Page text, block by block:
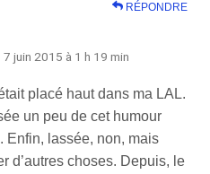
RÉPONDRE
7 juin 2015 à 1 h 19 min
placé haut dans ma LAL.
un peu de cet humour
Enfin, lassée, non, mais
d’autres choses. Depuis, le